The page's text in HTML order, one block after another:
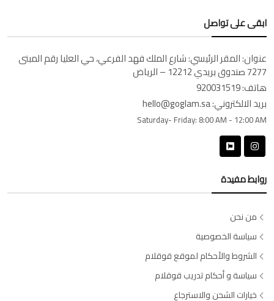
ابقى على تواصل
عنوان:المقر الرئيسي: شارع الملك فهد الفرعي، حي العليا رقم المبنى
7277 صندوق بريدي 12212 – الرياض
هاتف:920031519
بريد الالكتروني:hello@goglam.sa
Saturday- Friday: 8:00 AM - 12:00 AM
روابط مفيدة
من نحن
سياسة الخصوصية
الشروط والأحكام لموقع قوقلام
سياسة و أحكام تدريب قوقلام
خيارات الشحن والاسترجاع